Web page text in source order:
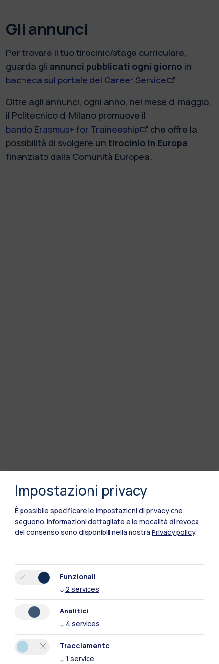
Gli annunci
Per trovare il tuo tirocinio/stage curriculare,
guarda gli annunci pubblicati ogni giorno in
bacheca sul portale del Career Service
.
Oltre agli annunci, ogni anno, nel mese di maggio,
il Politecnico di Milano promuove il
bando Erasmus+ for Traineeship
che offre la
possibilità di svolgere un tirocinio in Europa
finanziato dalla Comunità Europea.
Polimi Community
Tutti i siti dell’ecosistema
Impostazioni privacy
È possibile specificare le impostazioni di privacy che
seguono. Informazioni dettagliate e le modalità di revoca
del consenso sono disponibili nella nostra Privacy policy.
Funzionali
↓ 2 services
Analitici
↓ 4 services
Tracciamento
↓ 1 service